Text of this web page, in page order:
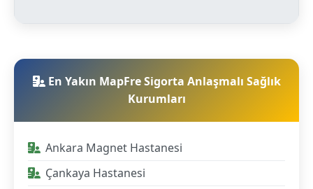
En Yakın MapFre Sigorta Anlaşmalı Sağlık
Kurumları
Ankara Magnet Hastanesi
Çankaya Hastanesi